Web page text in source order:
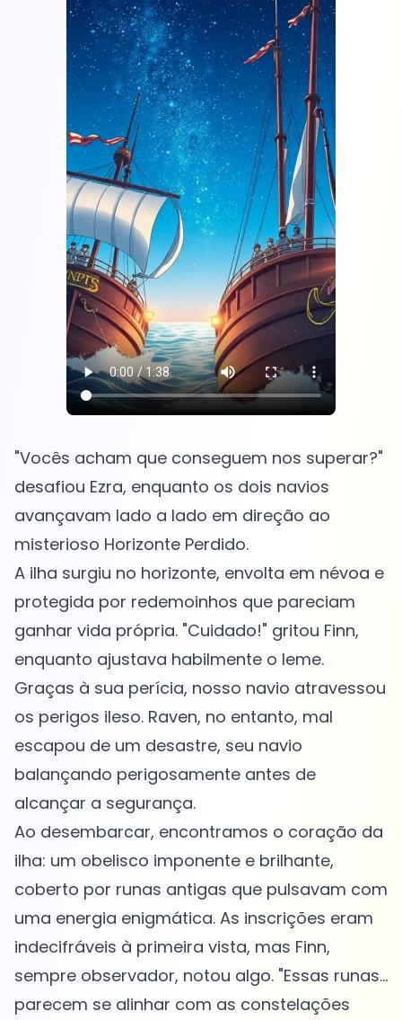
"Vocês acham que conseguem nos superar?"
desafiou Ezra, enquanto os dois navios
avançavam lado a lado em direção ao
misterioso Horizonte Perdido.
A ilha surgiu no horizonte, envolta em névoa e
protegida por redemoinhos que pareciam
ganhar vida própria. "Cuidado!" gritou Finn,
enquanto ajustava habilmente o leme.
Graças à sua perícia, nosso navio atravessou
os perigos ileso. Raven, no entanto, mal
escapou de um desastre, seu navio
balançando perigosamente antes de
alcançar a segurança.
Ao desembarcar, encontramos o coração da
ilha: um obelisco imponente e brilhante,
coberto por runas antigas que pulsavam com
uma energia enigmática. As inscrições eram
indecifráveis à primeira vista, mas Finn,
sempre observador, notou algo. "Essas runas...
parecem se alinhar com as constelações